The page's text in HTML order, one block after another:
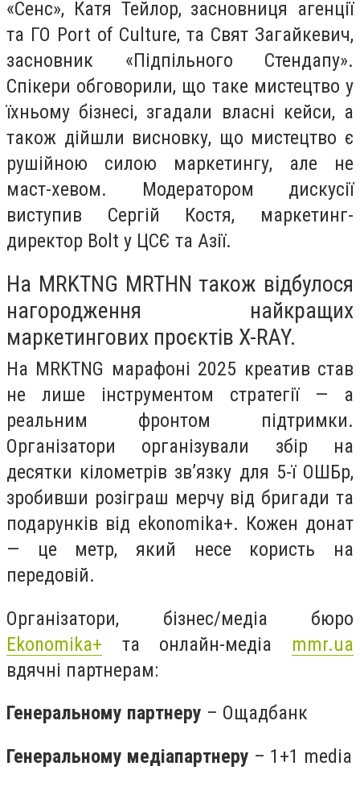
«Сенс», Катя Тейлор, засновниця агенції
та ГО Port of Culture, та Свят Загайкевич,
засновник «Підпільного Стендапу».
Спікери обговорили, що таке мистецтво у
їхньому бізнесі, згадали власні кейси, а
також дійшли висновку, що мистецтво є
рушійною силою маркетингу, але не
маст-хевом. Модератором дискусії
виступив Сергій Костя, маркетинг-
директор Bolt у ЦСЄ та Азії.
На MRKTNG MRTHN також відбулося
нагородження найкращих
маркетингових проєктів X-RAY.
На MRKTNG марафоні 2025 креатив став
не лише інструментом стратегії — а
реальним фронтом підтримки.
Організатори організували збір на
десятки кілометрів зв’язку для 5-ї ОШБр,
зробивши розіграш мерчу від бригади та
подарунків від ekonomika+. Кожен донат
— це метр, який несе користь на
передовій.
Організатори, бізнес/медіа бюро
Ekonomika+ та онлайн-медіа mmr.ua
вдячні партнерам:
Генеральному партнеру – Ощадбанк
Генеральному медіапартнеру – 1+1 media